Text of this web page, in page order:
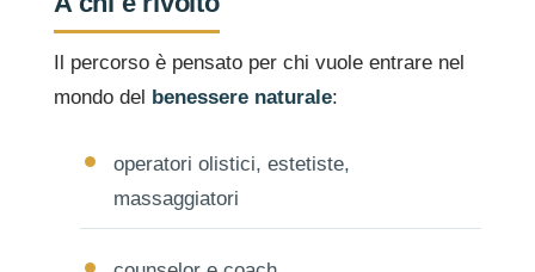
Il percorso è pensato per chi vuole entrare nel
mondo del
benessere naturale:
operatori olistici, estetiste,
massaggiatori